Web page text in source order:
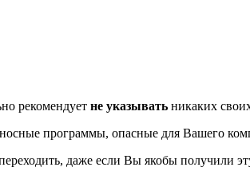
рекомендует не указывать никаких
программы, опасные для Вашего
даже если Вы якобы получили